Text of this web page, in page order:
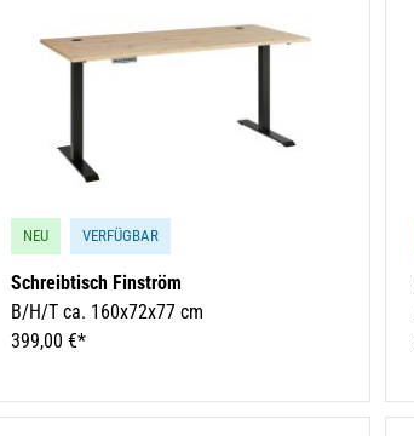
NEU VERFÜGBAR
Schreibtisch Finström
B/H/T ca. 160x72x77 cm
399,00 €*